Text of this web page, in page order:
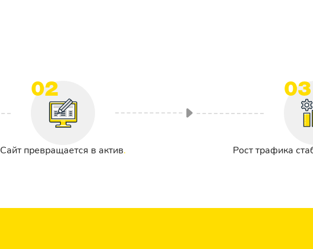
Сайт превращается в актив
02
Рост трафика
03